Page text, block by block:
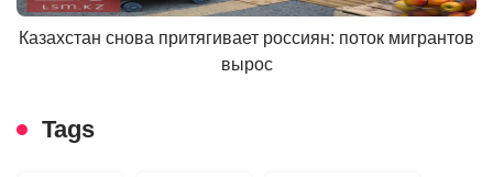
Казахстан снова притягивает россиян: поток мигрантов
вырос
Tags